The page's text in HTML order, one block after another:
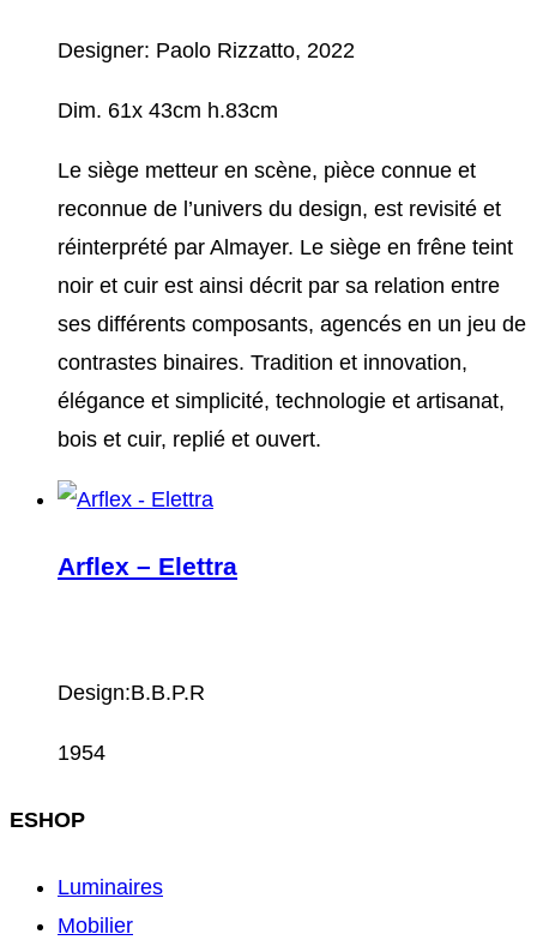
Designer: Paolo Rizzatto, 2022
Dim. 61x 43cm h.83cm
Le siège metteur en scène, pièce connue et
reconnue de l’univers du design, est revisité et
réinterprété par Almayer. Le siège en frêne teint
noir et cuir est ainsi décrit par sa relation entre
ses différents composants, agencés en un jeu de
contrastes binaires. Tradition et innovation,
élégance et simplicité, technologie et artisanat,
bois et cuir, replié et ouvert.
Arflex – Elettra
Design:B.B.P.R
1954
ESHOP
Luminaires
Mobilier